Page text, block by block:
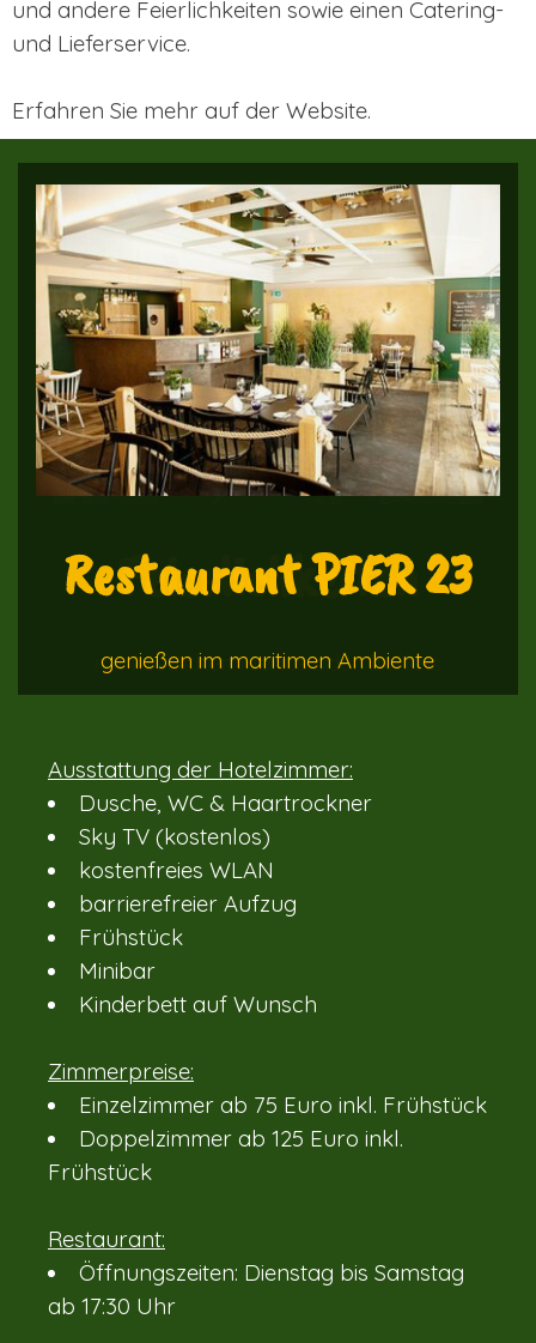
und andere Feierlichkeiten sowie einen Catering-
und Lieferservice.
Erfahren Sie mehr auf der Website.
Restaurant PIER 23
genießen im maritimen Ambiente
Feierlichkeiten
mit köstlichen Menüs oder Buffets
Ausstattung der Hotelzimmer:
Dusche, WC & Haartrockner
Sky TV (kostenlos)
kostenfreies WLAN
barrierefreier Aufzug
Frühstück
Minibar
Kinderbett auf Wunsch
Zimmerpreise:
Einzelzimmer ab 75 Euro inkl. Frühstück
Doppelzimmer ab 125 Euro inkl.
Frühstück
Restaurant:
Öffnungszeiten: Dienstag bis Samstag
ab 17:30 Uhr